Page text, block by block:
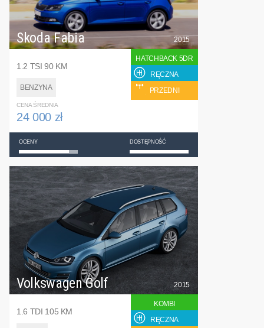
Skoda Fabia
1.2 TSI 90 KM
BENZYNA
2015
HATCHBACK 5DR
RĘCZNA
PRZEDNI
CENA ŚREDNIA
24 000 zł
OCENY DOSTĘPNOŚĆ
Volkswagen Golf
1.6 TDI 105 KM
2015
KOMBI
RĘCZNA